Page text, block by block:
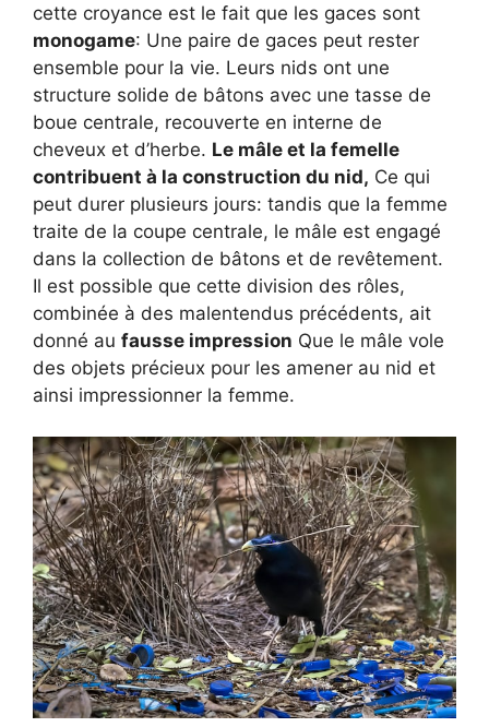
cette croyance est le fait que les gaces sont
monogame: Une paire de gaces peut rester
ensemble pour la vie. Leurs nids ont une
structure solide de bâtons avec une tasse de
boue centrale, recouverte en interne de
cheveux et d’herbe. Le mâle et la femelle
contribuent à la construction du nid, Ce qui
peut durer plusieurs jours: tandis que la femme
traite de la coupe centrale, le mâle est engagé
dans la collection de bâtons et de revêtement.
Il est possible que cette division des rôles,
combinée à des malentendus précédents, ait
donné au fausse impression Que le mâle vole
des objets précieux pour les amener au nid et
ainsi impressionner la femme.